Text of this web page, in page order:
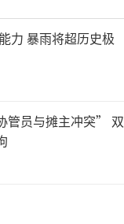
力 暴雨将超历史极
管员与摊主冲突” 双